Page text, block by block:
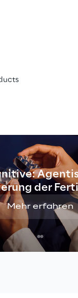
der
Mehr erfahren
So können